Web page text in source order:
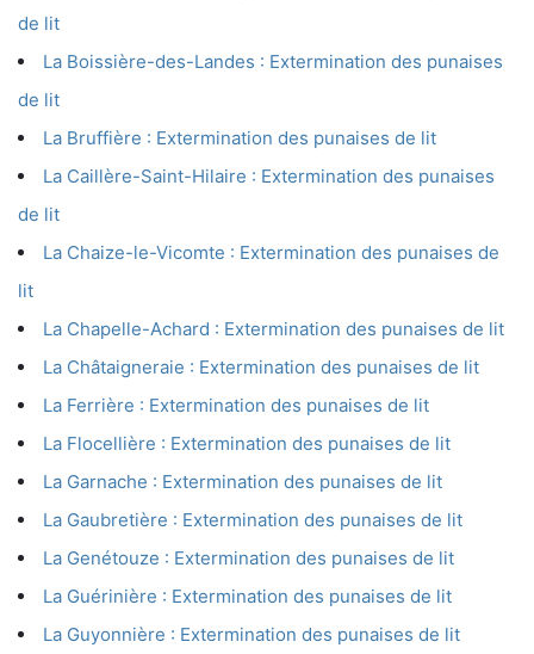
de lit
La Boissière-des-Landes : Extermination des punaises
de lit
La Bruffière : Extermination des punaises de lit
La Caillère-Saint-Hilaire : Extermination des punaises
de lit
La Chaize-le-Vicomte : Extermination des punaises de
lit
La Chapelle-Achard : Extermination des punaises de lit
La Châtaigneraie : Extermination des punaises de lit
La Ferrière : Extermination des punaises de lit
La Flocellière : Extermination des punaises de lit
La Garnache : Extermination des punaises de lit
La Gaubretière : Extermination des punaises de lit
La Genétouze : Extermination des punaises de lit
La Guérinière : Extermination des punaises de lit
La Guyonnière : Extermination des punaises de lit